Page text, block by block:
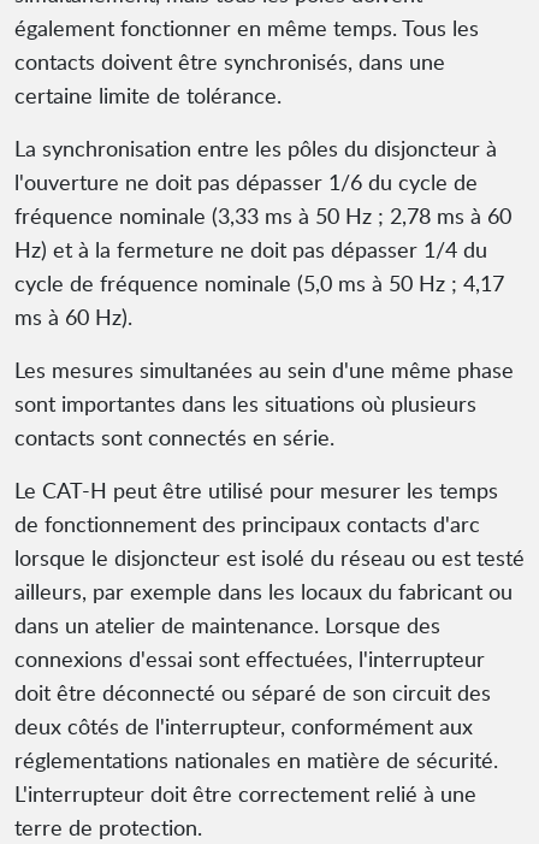
également fonctionner en même temps. Tous les
contacts doivent être synchronisés, dans une
certaine limite de tolérance.
La synchronisation entre les pôles du disjoncteur à
l'ouverture ne doit pas dépasser 1/6 du cycle de
fréquence nominale (3,33 ms à 50 Hz ; 2,78 ms à 60
Hz) et à la fermeture ne doit pas dépasser 1/4 du
cycle de fréquence nominale (5,0 ms à 50 Hz ; 4,17
ms à 60 Hz).
Les mesures simultanées au sein d'une même phase
sont importantes dans les situations où plusieurs
contacts sont connectés en série.
Le CAT-H peut être utilisé pour mesurer les temps
de fonctionnement des principaux contacts d'arc
lorsque le disjoncteur est isolé du réseau ou est testé
ailleurs, par exemple dans les locaux du fabricant ou
dans un atelier de maintenance. Lorsque des
connexions d'essai sont effectuées, l'interrupteur
doit être déconnecté ou séparé de son circuit des
deux côtés de l'interrupteur, conformément aux
réglementations nationales en matière de sécurité.
L'interrupteur doit être correctement relié à une
terre de protection.